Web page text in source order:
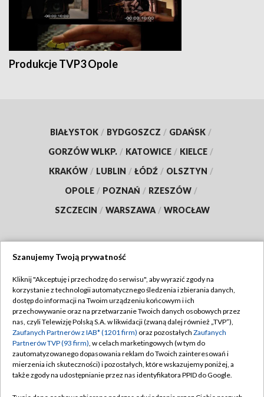
Produkcje TVP3 Opole
BIAŁYSTOK / BYDGOSZCZ / GDAŃSK /
GORZÓW WLKP. / KATOWICE / KIELCE /
KRAKÓW / LUBLIN / ŁÓDŹ / OLSZTYN /
OPOLE / POZNAŃ / RZESZÓW /
SZCZECIN / WARSZAWA / WROCŁAW
TVP
Abonament TVP
Emisja w TVP
Centrum informacji TVP
Naziemna Telewizja Cyfrowa
Regulamin TVP
Polityka prywatności
Moje zgody
Pomoc
Szanujemy Twoją prywatność
Kliknij "Akceptuję i przechodzę do serwisu", aby wyrazić zgody na
korzystanie z technologii automatycznego śledzenia i zbierania danych,
dostęp do informacji na Twoim urządzeniu końcowym i ich
przechowywanie oraz na przetwarzanie Twoich danych osobowych przez
nas, czyli Telewizję Polską S.A. w likwidacji (zwaną dalej również „TVP”),
Zaufanych Partnerów z IAB* (1201 firm) oraz pozostałych Zaufanych
Partnerów TVP (93 firm), w celach marketingowych (w tym do
zautomatyzowanego dopasowania reklam do Twoich zainteresowań i
mierzenia ich skuteczności) i pozostałych, które wskazujemy poniżej, a
także zgody na udostępnianie przez nas identyfikatora PPID do Google.